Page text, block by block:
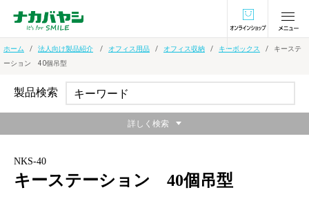
オンラインショ
ホーム 法人向け製品紹介 オフィス用品 オフィス収納 キーボックス
キーステ
ーション 40個吊型
NKS-40
キーステーション 40個吊型
製品検索
詳しく検索